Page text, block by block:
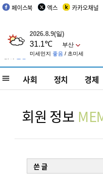
페이스북 엑스 카카오채널
사회 정치 경제
회원 정보
쓴 글